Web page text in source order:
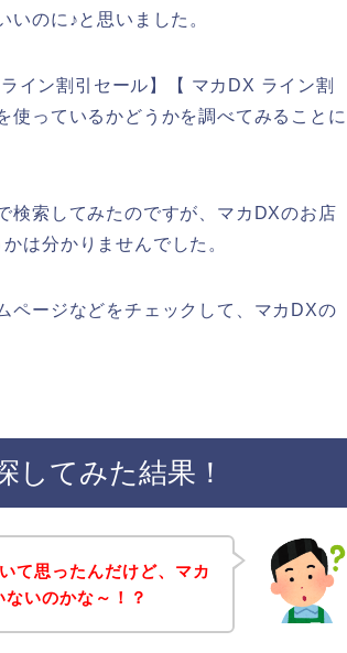
のに♪と思いました。
イン割引セール】【 マカDX ライン割
使っているかどうかを調べてみることに
検索してみたのですが、マカDXのお店
は分かりませんでした。
ページなどをチェックして、マカDXの
してみた結果！
て思ったんだけど、マカ
いのかな～！？